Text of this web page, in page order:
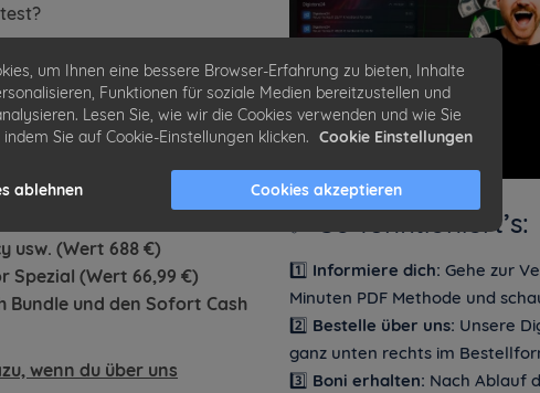
Box 2.0, Pinterest KI
usw. (Wert 688 €)
Spezial (Wert 66,99 €)
Bundle und den Sofort Cash
wenn du über uns
✅ So funktioniert’s:
1️⃣ Informiere dich: Gehe zur
Minuten PDF Methode und
2️⃣ Bestelle über uns: Unsere
ganz unten rechts im
3️⃣ Boni erhalten: Nach Ablauf
um Ihnen eine bessere Browser-Erfahrung zu bieten, Inhalte
Funktionen für soziale Medien bereitzustellen und
Lesen Sie, wie wir die Cookies verwenden und wie Sie
Sie auf Cookie-Einstellungen klicken. Cookie Einstellungen
ablehnen Cookies akzeptieren